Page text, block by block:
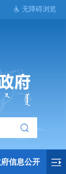
无障碍浏览
信息公开